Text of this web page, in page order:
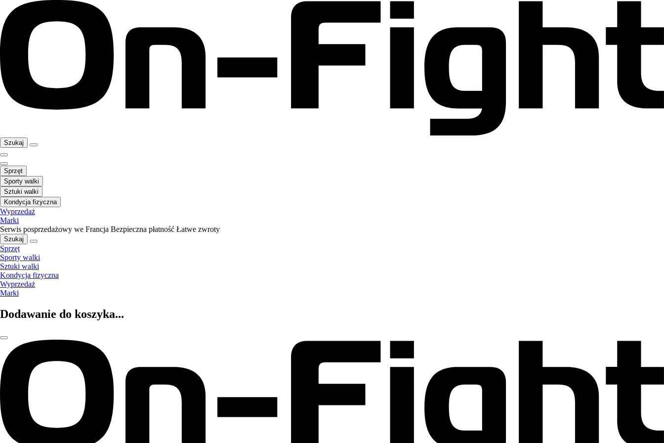
Szukaj
Sprzęt
Sporty walki
Sztuki walki
Kondycja fizyczna
Wyprzedaż
Marki
Serwis posprzedażowy we Francja Bezpieczna płatność Łatwe zwroty
Szukaj
Sprzęt
Sporty walki
Sztuki walki
Kondycja fizyczna
Wyprzedaż
Marki
Dodawanie do koszyka...